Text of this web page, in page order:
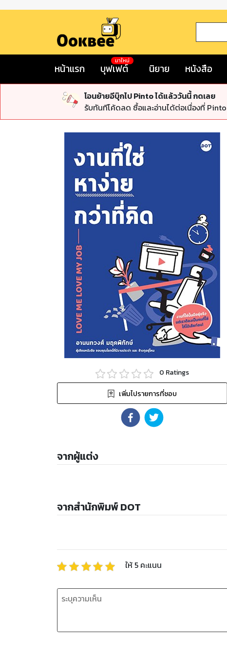
หน้าแรก บุฟเฟต์
มาใหม่
นิยาย หนังสือ
โอนย้ายอีบุ๊กไป Pinto ได้แล้ววันนี้ กดเลย
รับทันทีโค้ดลด ซื้อและอ่านได้ต่อเนื่องที่ Pinto
0 Ratings
เพิ่มไปรายการที่ชอบ
จากผู้แต่ง
จากสำนักพิมพ์ DOT
ให้ 5 คะแนน